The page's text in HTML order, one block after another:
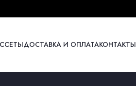
ДОСТАВКА И ОПЛАТАКОНТАКТЫ